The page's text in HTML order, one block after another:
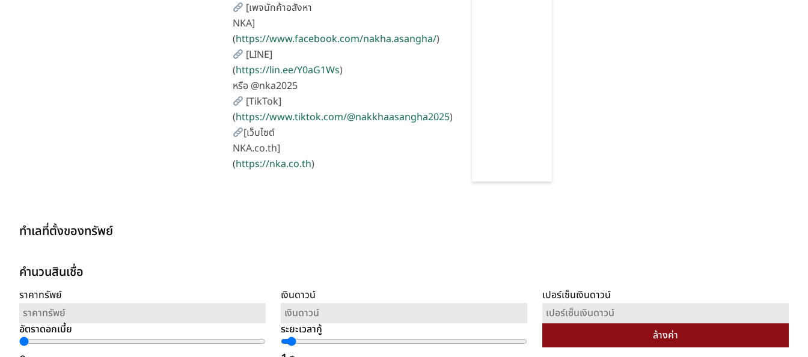
[เพจนักค้าอสังหา
NKA]
(https://www.facebook.com/nakha.asangha/)
[LINE]
(https://lin.ee/Y0aG1Ws)
หรือ @nka2025
[TikTok]
(https://www.tiktok.com/@nakkhaasangha2025)
[เว็บไซต์
NKA.co.th]
(https://nka.co.th)
ทำเลที่ตั้งของทรัพย์
คำนวนสินเชื่อ
ราคาทรัพย์ เงินดาวน์ เปอร์เซ็นเงินดาวน์
อัตราดอกเบี้ย ระยะเวลากู้ ล้างค่า